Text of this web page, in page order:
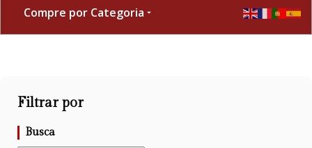
Compre por Categoria
Filtrar por
Busca